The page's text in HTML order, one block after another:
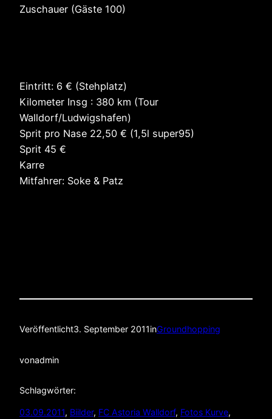
Zuschauer (Gäste 100)
Eintritt: 6 € (Stehplatz)
Kilometer Insg : 380 km (Tour
Walldorf/Ludwigshafen)
Sprit pro Nase 22,50 € (1,5l super95)
Sprit 45 €
Karre
Mitfahrer: Soke & Patz
Veröffentlicht3. September 2011inGroundhopping
vonadmin
Schlagwörter:
03.09.2011, Biilder, FC Astoria Walldorf, Fotos Kurve